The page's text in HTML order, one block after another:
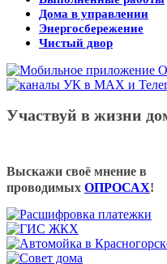
Дома в управлении
Энергосбережение
Чистый двор
Участвуй в жизни
Выскажи своё мнение в
проводимых ОПРОСАХ!